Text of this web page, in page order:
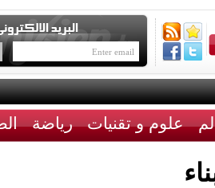
علوم و تقنيات رياضة